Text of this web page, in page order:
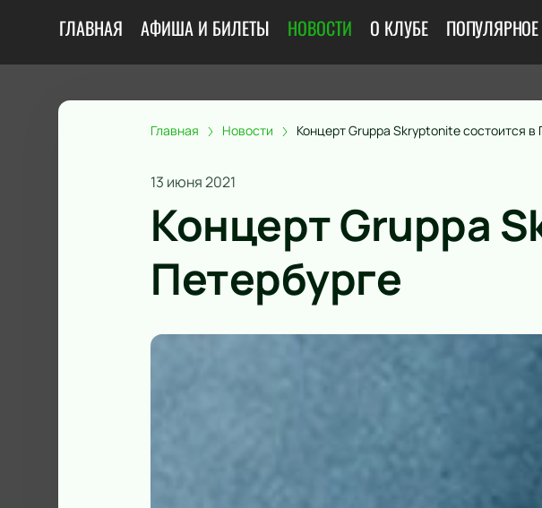
ГЛАВНАЯ АФИША И БИЛЕТЫ НОВОСТИ О КЛУБЕ ПОПУЛЯРНОЕ
Главная Новости Концерт Gruppa Skryptonite состоится в
13 июня 2021
Концерт Gruppa
Петербурге